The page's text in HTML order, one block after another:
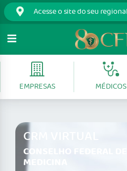
EMPRESAS MÉDICOS
CRM VIRTUAL
CONSELHO FEDERAL DE
MEDICINA